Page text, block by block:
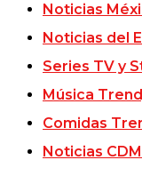
Noticias
Noticias del
Series TV y
Música
Comidas
Noticias